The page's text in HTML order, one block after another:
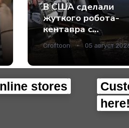
В США сделали
жуткого робота-
кентавра с
инструментами
вместо рук -
Croftoon 05 август
stores
here!